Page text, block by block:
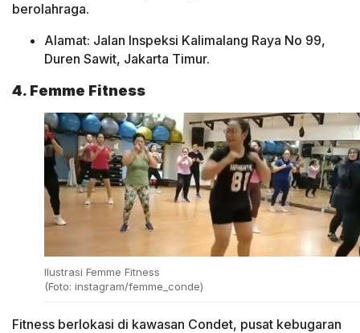
berolahraga.
Alamat: Jalan Inspeksi Kalimalang Raya No 99,
Duren Sawit, Jakarta Timur.
4. Femme Fitness
Ilustrasi Femme Fitness
(Foto: instagram/femme_conde)
Fitness berlokasi di kawasan Condet, pusat kebugaran